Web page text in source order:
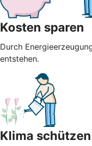
Kosten sparen
Durch
entstehen.
Klima schützen